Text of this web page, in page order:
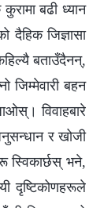
बढी ध्यान
दैहिक जिज्ञासा
बताउँदैनन्,
जिम्मेवारी बहन
विवाहबारे
र खोजी
स्विकार्छस् भने,
दृष्टिकोणहरूले